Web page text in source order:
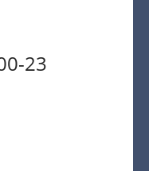
23